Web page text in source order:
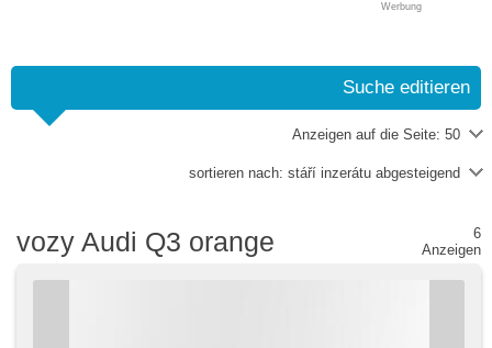
Werbung
Suche editieren
Anzeigen auf die Seite: 50
sortieren nach: stáří inzerátu abgesteigend
vozy Audi Q3 orange
6
Anzeigen